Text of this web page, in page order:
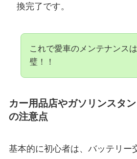
換完了です。
これで愛車のメンテナンス
璧！！
カー用品店やガソリンスタ
の注意点
基本的に初心者は、バッテリー